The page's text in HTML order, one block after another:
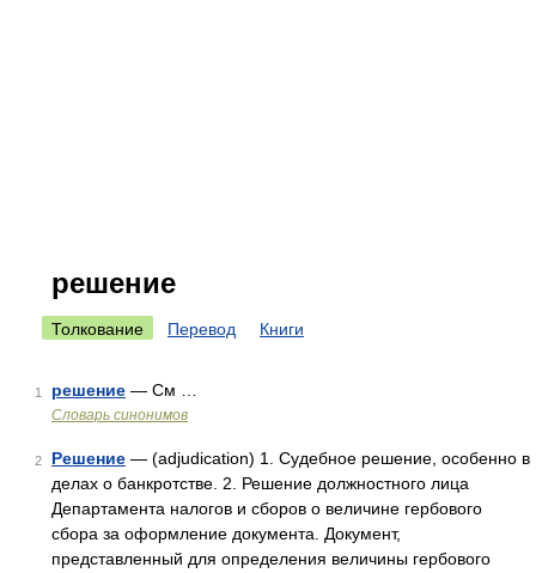
решение
Толкование Перевод Книги
1 решение — См …
Словарь синонимов
2 Решение — (adjudication) 1. Судебное решение, особенно в
делах о банкротстве. 2. Решение должностного лица
Департамента налогов и сборов о величине гербового
сбора за оформление документа. Документ,
представленный для определения величины гербового